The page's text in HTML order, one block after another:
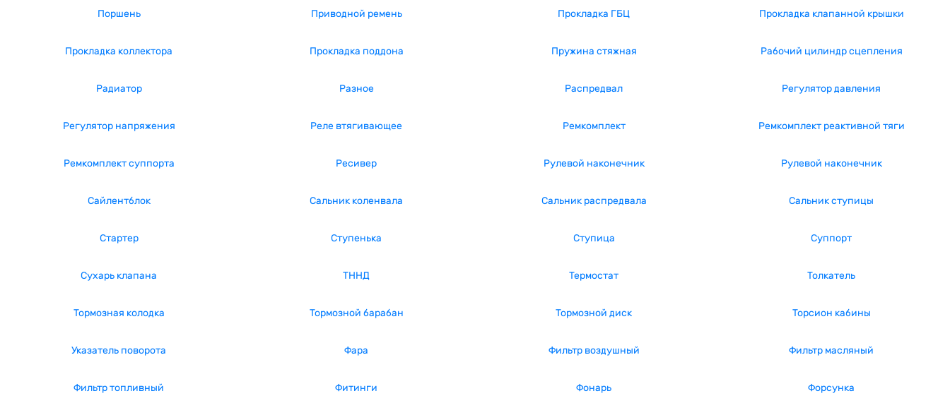
Поршень Приводной ремень Прокладка ГБЦ Прокладка клапанной крышки
Прокладка коллектора Прокладка поддона Пружина стяжная Рабочий цилиндр сцепления
Радиатор Разное Распредвал Регулятор давления
Регулятор напряжения Реле втягивающее Ремкомплект Ремкомплект реактивной тяги
Ремкомплект суппорта Ресивер Рулевой наконечник Рулевой наконечник
Сайлентблок Сальник коленвала Сальник распредвала Сальник ступицы
Стартер Ступенька Ступица Суппорт
Сухарь клапана ТННД Термостат Толкатель
Тормозная колодка Тормозной барабан Тормозной диск Торсион кабины
Указатель поворота Фара Фильтр воздушный Фильтр масляный
Фильтр топливный Фитинги Фонарь Форсунка